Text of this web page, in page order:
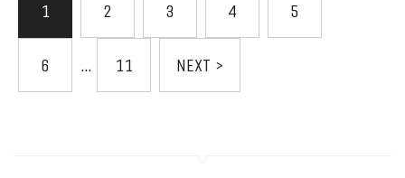
1 2 3 4 5
6 … 11 NEXT >